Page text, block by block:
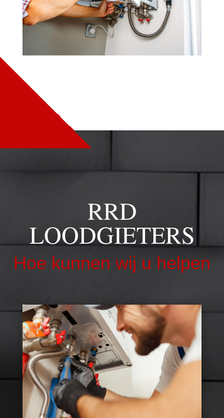
RRD
LOODGIETERS
Hoe kunnen wij u helpen